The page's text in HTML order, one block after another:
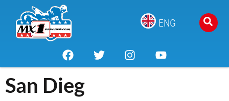
ENG
San Dieg